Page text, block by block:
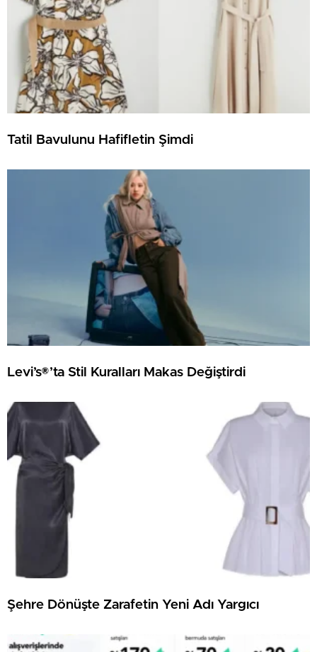
Tatil Bavulunu Hafifletin Şimdi
Levi’s®’ta Stil Kuralları Makas Değiştirdi
Şehre Dönüşte Zarafetin Yeni Adı Yargıcı